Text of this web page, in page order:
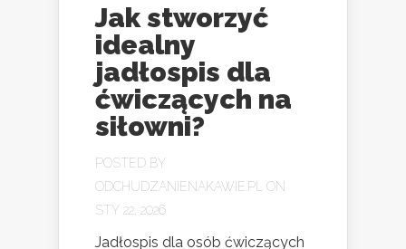
Jak stworzyć
idealny
jadłospis dla
ćwiczących na
siłowni?
POSTED BY
ODCHUDZANIENAKAWIE.PL
ON
STY 22, 2026
Jadłospis dla osób ćwiczących